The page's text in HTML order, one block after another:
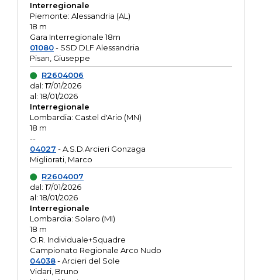
Interregionale
Piemonte: Alessandria (AL)
18 m
Gara Interregionale 18m
01080- SSD DLF Alessandria
Pisan, Giuseppe
R2604006
dal: 17/01/2026
al: 18/01/2026
Interregionale
Lombardia: Castel d'Ario (MN)
18 m
--
04027 - A.S.D.Arcieri Gonzaga
Migliorati, Marco
R2604007
dal: 17/01/2026
al: 18/01/2026
Interregionale
Lombardia: Solaro (MI)
18 m
O.R. Individuale+Squadre
Campionato Regionale Arco Nudo
04038- Arcieri del Sole
Vidari, Bruno